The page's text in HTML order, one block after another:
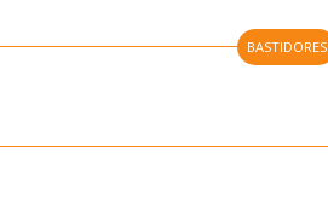
BASTIDORES